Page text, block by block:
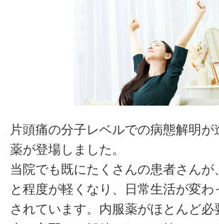
片頭痛の分子レベルでの病態解明が
薬が登場しました。
当院でも既にたくさんの患者さんが
と程度が軽くなり、日常生活が変
されています。内服薬がほとんど必